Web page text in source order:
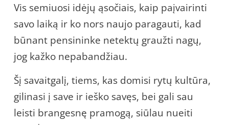
Vis semiuosi idėjų ąsočiais, kaip paįvairinti
savo laiką ir ko nors naujo paragauti, kad
būnant pensininke netektų graužti nagų,
jog kažko nepabandžiau.
Šį savaitgalį, tiems, kas domisi rytų kultūra,
gilinasi į save ir ieško savęs, bei gali sau
leisti brangesnę pramogą, siūlau nueiti